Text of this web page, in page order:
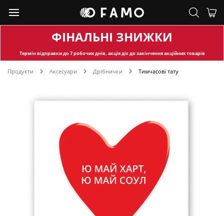
ФІНАЛЬНІ ЗНИЖКИ
Термін відправкидо 7 робочих днів, акція діє до закінчення акційних товарів
Продукти Аксесуари Дрібнички Тимчасові тату